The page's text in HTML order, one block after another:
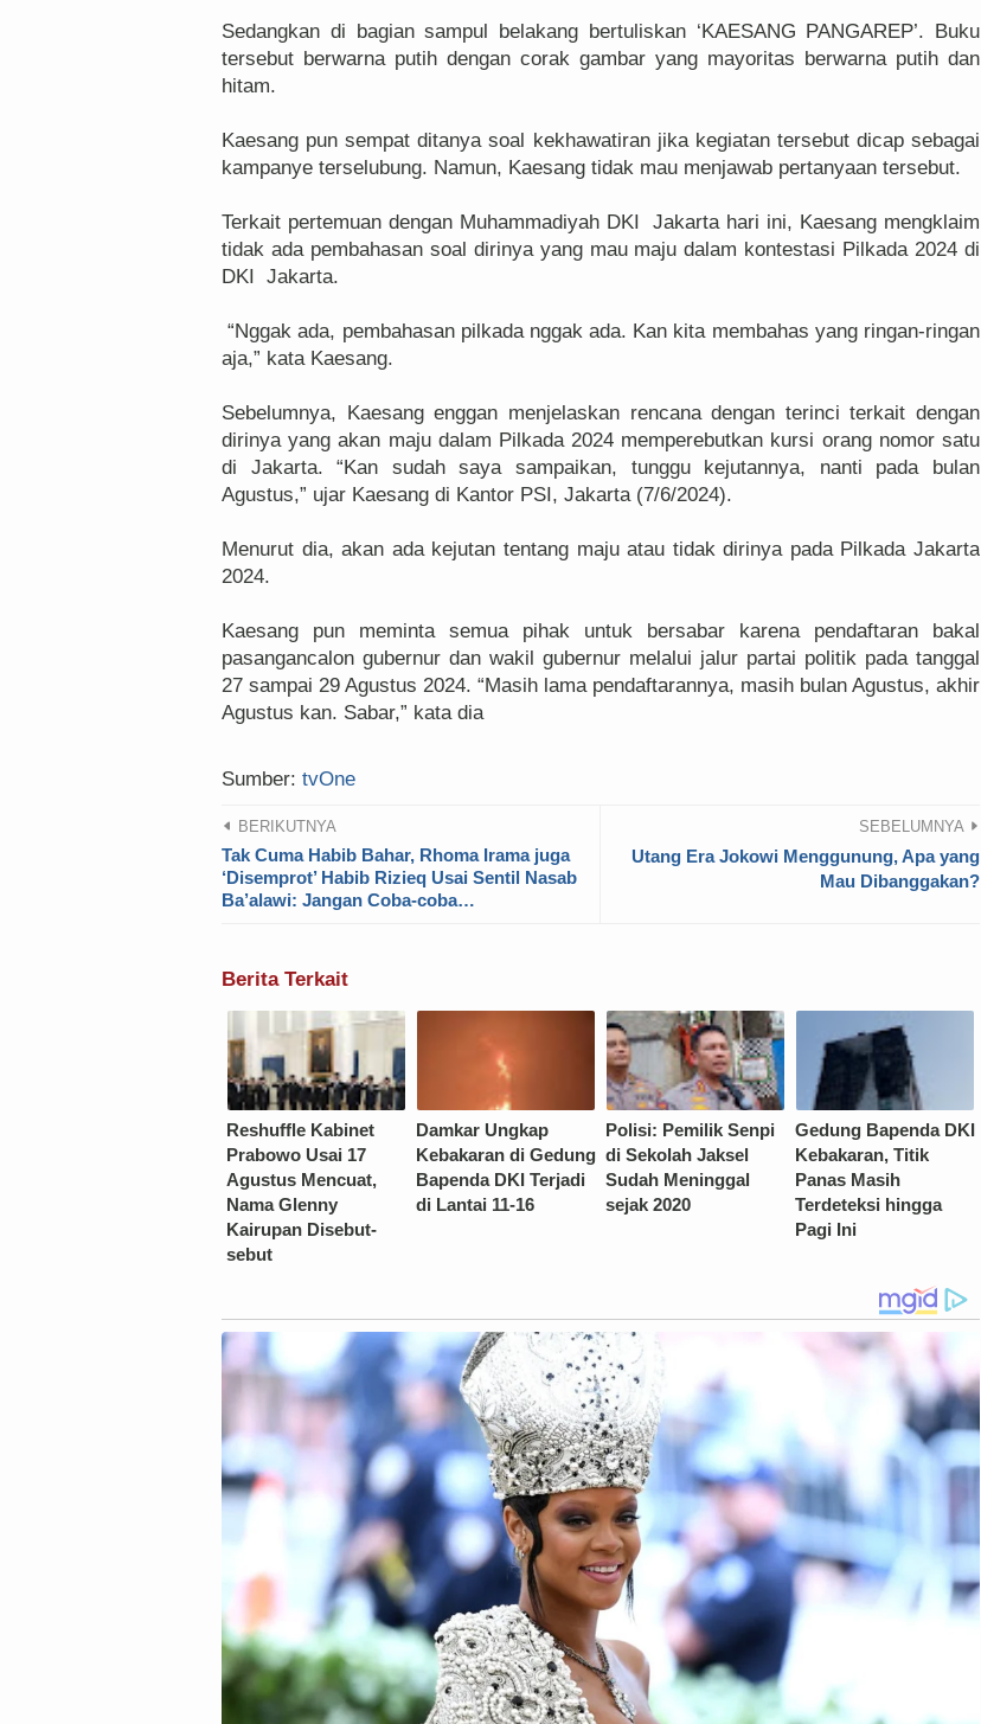
Sedangkan di bagian sampul belakang bertuliskan ‘KAESANG PANGAREP’. Buku
tersebut berwarna putih dengan corak gambar yang mayoritas berwarna putih dan
hitam.
Kaesang pun sempat ditanya soal kekhawatiran jika kegiatan tersebut dicap sebagai
kampanye terselubung. Namun, Kaesang tidak mau menjawab pertanyaan tersebut.
Terkait pertemuan dengan Muhammadiyah DKI Jakarta hari ini, Kaesang mengklaim
tidak ada pembahasan soal dirinya yang mau maju dalam kontestasi Pilkada 2024 di
DKI Jakarta.
“Nggak ada, pembahasan pilkada nggak ada. Kan kita membahas yang ringan-ringan
aja,” kata Kaesang.
Sebelumnya, Kaesang enggan menjelaskan rencana dengan terinci terkait dengan
dirinya yang akan maju dalam Pilkada 2024 memperebutkan kursi orang nomor satu
di Jakarta. “Kan sudah saya sampaikan, tunggu kejutannya, nanti pada bulan
Agustus,” ujar Kaesang di Kantor PSI, Jakarta (7/6/2024).
Menurut dia, akan ada kejutan tentang maju atau tidak dirinya pada Pilkada Jakarta
2024.
Kaesang pun meminta semua pihak untuk bersabar karena pendaftaran bakal
pasangancalon gubernur dan wakil gubernur melalui jalur partai politik pada tanggal
27 sampai 29 Agustus 2024. “Masih lama pendaftarannya, masih bulan Agustus, akhir
Agustus kan. Sabar,” kata dia
Sumber: tvOne
BERIKUTNYA
Tak Cuma Habib Bahar, Rhoma Irama juga
‘Disemprot’ Habib Rizieq Usai Sentil Nasab
Ba’alawi: Jangan Coba-coba…
SEBELUMNYA
Utang Era Jokowi Menggunung, Apa yang
Mau Dibanggakan?
Berita Terkait
Reshuffle Kabinet
Prabowo Usai 17
Agustus Mencuat,
Nama Glenny
Kairupan Disebut-
sebut
Damkar Ungkap
Kebakaran di Gedung
Bapenda DKI Terjadi
di Lantai 11-16
Polisi: Pemilik Senpi
di Sekolah Jaksel
Sudah Meninggal
sejak 2020
Gedung Bapenda DKI
Kebakaran, Titik
Panas Masih
Terdeteksi hingga
Pagi Ini